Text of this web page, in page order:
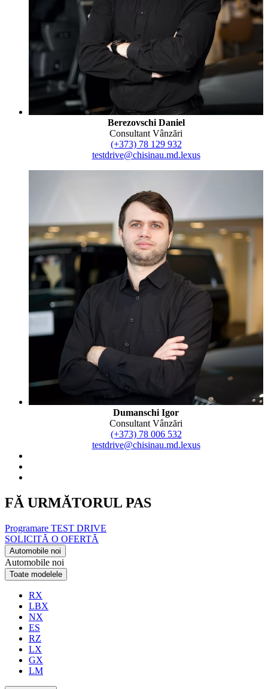
Berezovschi Daniel
Consultant Vânzări
(+373) 78 129 932
testdrive@chisinau.md.lexus
Dumanschi Igor
Consultant Vânzări
(+373) 78 006 532
testdrive@chisinau.md.lexus
FĂ URMĂTORUL PAS
Programare TEST DRIVE
SOLICITĂ O OFERTĂ
Automobile noi
Automobile noi
Toate modelele
RX
LBX
NX
ES
RZ
LX
GX
LM